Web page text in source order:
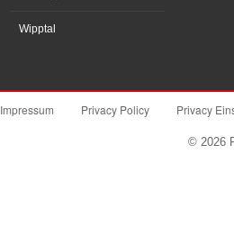
Wipptal
Impressum Privacy Policy Privacy
© 2026